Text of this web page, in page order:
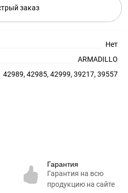
заказ
Нет
ARMADILLO
42989, 42985, 42999, 39217, 39557
Гарантия
Гарантия на всю
продукцию на сайте